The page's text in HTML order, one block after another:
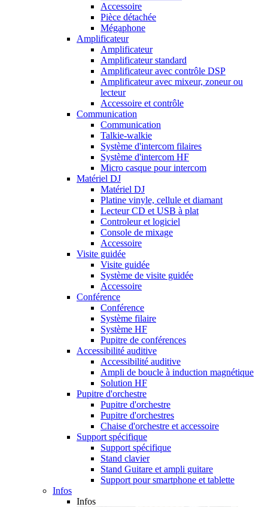
Accessoire
Pièce détachée
Mégaphone
Amplificateur
Amplificateur
Amplificateur standard
Amplificateur avec contrôle DSP
Amplificateur avec mixeur, zoneur ou
lecteur
Accessoire et contrôle
Communication
Communication
Talkie-walkie
Système d'intercom filaires
Système d'intercom HF
Micro casque pour intercom
Matériel DJ
Matériel DJ
Platine vinyle, cellule et diamant
Lecteur CD et USB à plat
Controleur et logiciel
Console de mixage
Accessoire
Visite guidée
Visite guidée
Système de visite guidée
Accessoire
Conférence
Conférence
Système filaire
Système HF
Pupitre de conférences
Accessibilité auditive
Accessibilité auditive
Ampli de boucle à induction magnétique
Solution HF
Pupitre d'orchestre
Pupitre d'orchestre
Pupitre d'orchestres
Chaise d'orchestre et accessoire
Support spécifique
Support spécifique
Stand clavier
Stand Guitare et ampli guitare
Support pour smartphone et tablette
Infos
Infos